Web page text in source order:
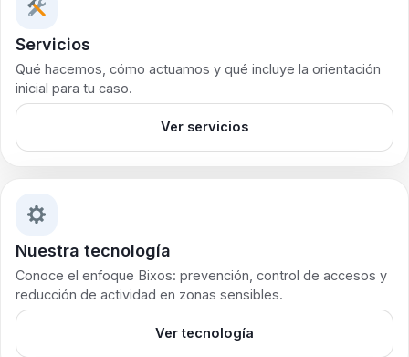
Servicios
Qué hacemos, cómo actuamos y qué incluye la orientación
inicial para tu caso.
Ver servicios
Nuestra tecnología
Conoce el enfoque Bixos: prevención, control de accesos y
reducción de actividad en zonas sensibles.
Ver tecnología